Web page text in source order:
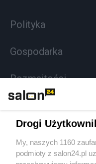
Polityka
Gospodarka
Rozmaitości
Sport
Społeczeństwo
Drogi
My, naszych 1160
podmioty z salon24.pl